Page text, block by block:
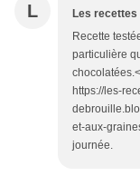
L Les recettes
Recette
particulière
https://les-
et-aux-
journée.